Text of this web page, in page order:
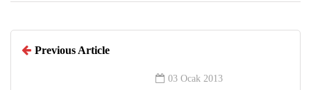
Previous Article
03 Ocak 2013